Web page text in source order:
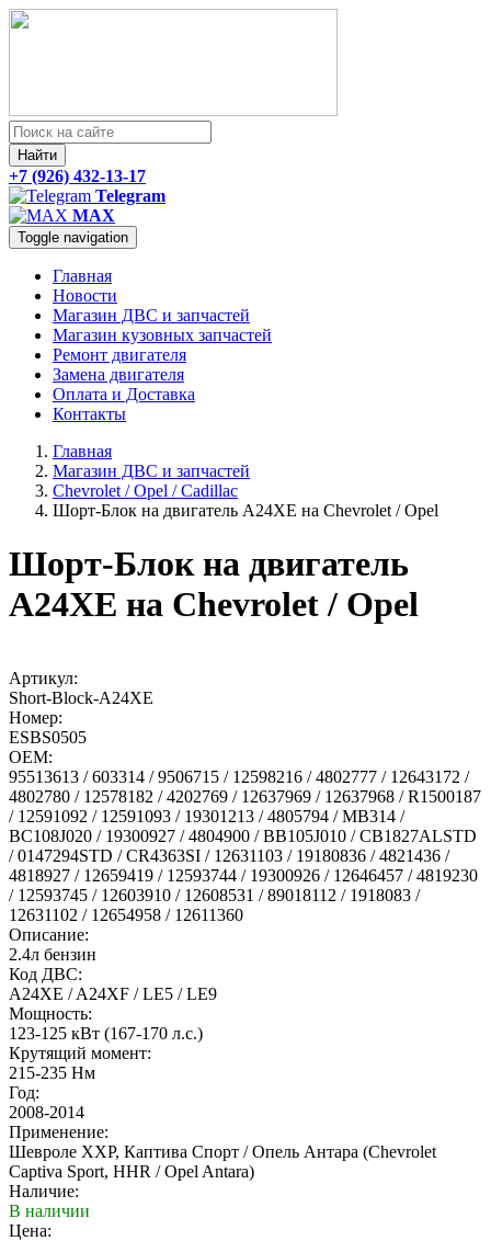
Найти
+7 (926) 432-13-17
Telegram
MAX
Toggle navigation
Главная
Новости
Магазин ДВС и запчастей
Магазин кузовных запчастей
Ремонт двигателя
Замена двигателя
Оплата и Доставка
Контакты
Главная
Магазин ДВС и запчастей
Chevrolet / Opel / Cadillac
Шорт-Блок на двигатель A24XE на Chevrolet / Opel
Шорт-Блок на двигатель
A24XE на Chevrolet / Opel
Артикул:
Short-Block-A24XE
Номер:
ESBS0505
OEM:
95513613 / 603314 / 9506715 / 12598216 / 4802777 / 12643172 /
4802780 / 12578182 / 4202769 / 12637969 / 12637968 / R1500187
/ 12591092 / 12591093 / 19301213 / 4805794 / MB314 /
BC108J020 / 19300927 / 4804900 / BB105J010 / CB1827ALSTD
/ 0147294STD / CR4363SI / 12631103 / 19180836 / 4821436 /
4818927 / 12659419 / 12593744 / 19300926 / 12646457 / 4819230
/ 12593745 / 12603910 / 12608531 / 89018112 / 1918083 /
12631102 / 12654958 / 12611360
Описание:
2.4л бензин
Код ДВС:
A24XE / A24XF / LE5 / LE9
Мощность:
123-125 кВт (167-170 л.с.)
Крутящий момент:
215-235 Нм
Год:
2008-2014
Применение:
Шевроле ХХР, Каптива Спорт / Опель Антара (Chevrolet
Captiva Sport, HHR / Opel Antara)
Наличие:
В наличии
Цена: